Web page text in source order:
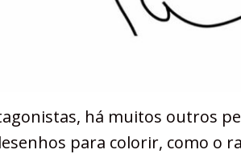
há muitos outros
para colorir, como o